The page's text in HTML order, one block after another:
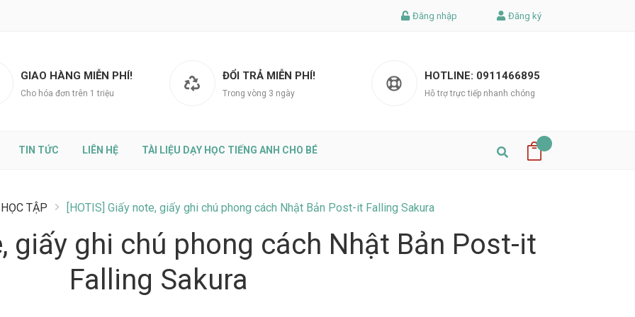
Đăng nhập Đăng ký
GIAO HÀNG MIỄN PHÍ!
Cho hóa đơn trên 1 triệu
ĐỔI TRẢ MIỄN PHÍ!
Trong vòng 3 ngày
HOTLINE: 0911466895
Hỗ trợ trực tiếp nhanh chóng
TIN TỨC LIÊN HỆ TÀI LIỆU DẠY HỌC TIẾNG ANH CHO BÉ
TẬP [HOTIS] Giấy note, giấy ghi chú phong cách Nhật Bản Post-it Falling Sakura
giấy ghi chú phong cách Nhật Bản Post-it
Falling Sakura